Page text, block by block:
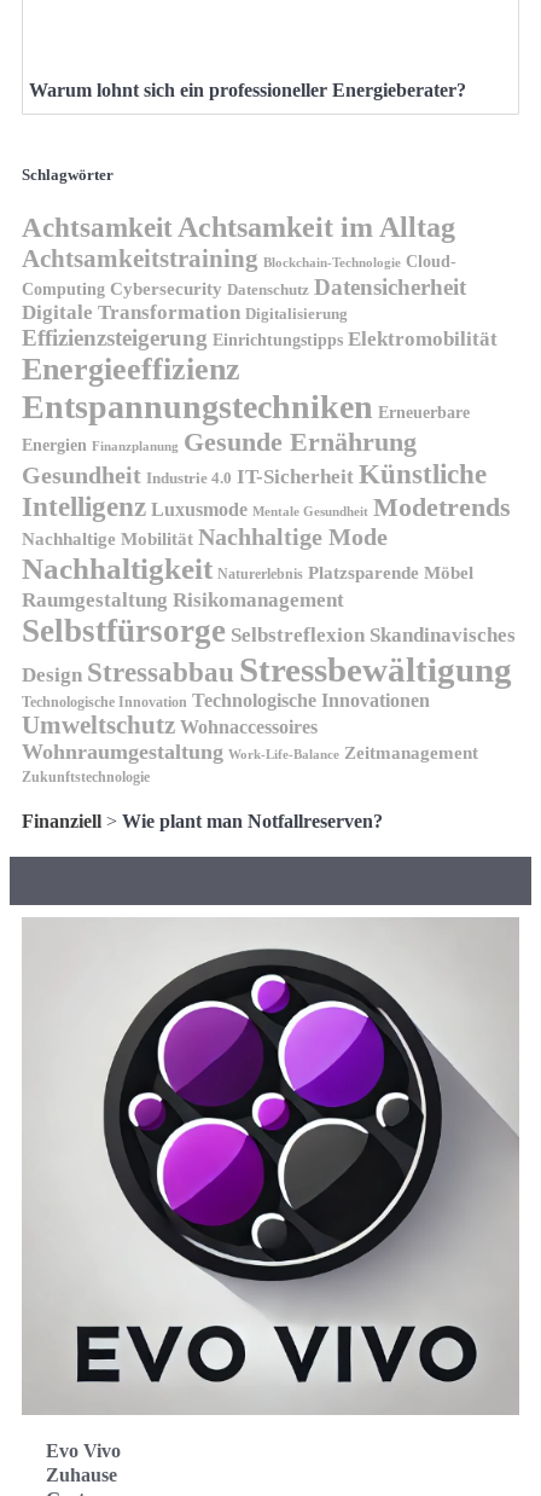
Warum lohnt sich ein professioneller Energieberater?
Schlagwörter
AchtsamkeitAchtsamkeit im Alltag
Achtsamkeitstraining Blockchain-Technologie Cloud-
Computing Cybersecurity Datenschutz Datensicherheit
Digitale Transformation Digitalisierung
Effizienzsteigerung Einrichtungstipps Elektromobilität
Energieeffizienz
Entspannungstechniken Erneuerbare
Energien Finanzplanung Gesunde Ernährung
Gesundheit Industrie 4.0 IT-Sicherheit Künstliche
Intelligenz Luxusmode Mentale Gesundheit Modetrends
Nachhaltige Mobilität Nachhaltige Mode
Nachhaltigkeit Naturerlebnis Platzsparende Möbel
Raumgestaltung Risikomanagement
Selbstfürsorge Selbstreflexion Skandinavisches
Design Stressabbau Stressbewältigung
Technologische Innovation Technologische Innovationen
Umweltschutz Wohnaccessoires
Wohnraumgestaltung Work-Life-Balance Zeitmanagement
Zukunftstechnologie
Finanziell > Wie plant man Notfallreserven?
Evo Vivo
Zuhause